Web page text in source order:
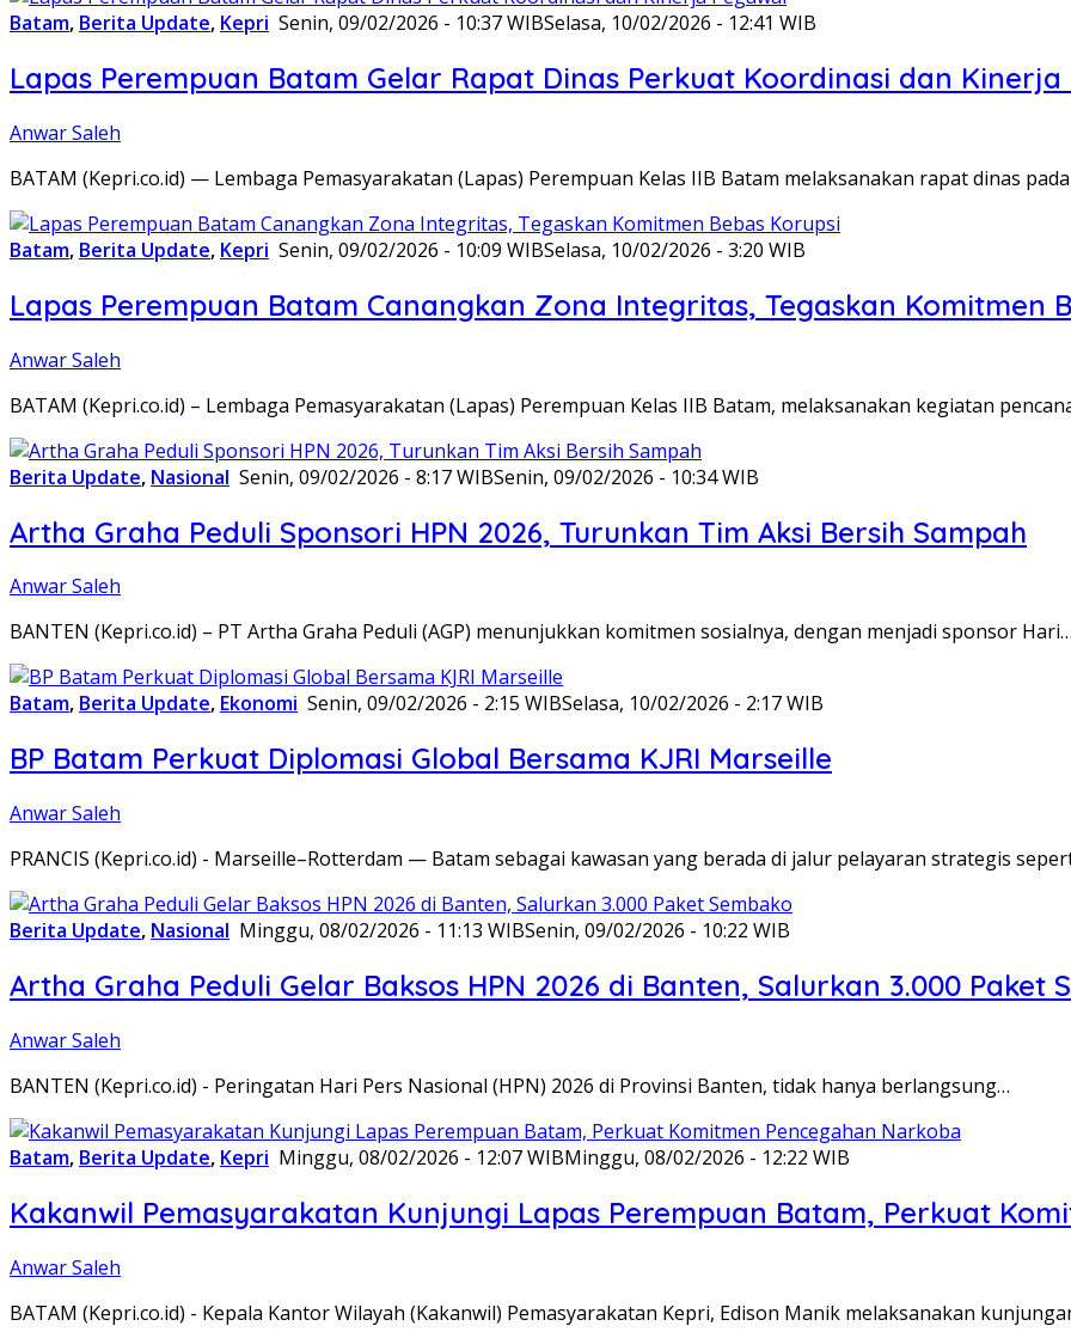
Batam, Berita Update, Kepri Senin, 09/02/2026 - 10:37 WIBSelasa, 10/02/2026 - 12:41 WIB
Lapas Perempuan Batam Gelar Rapat Dinas Perkuat Koordinasi dan Kinerja
Anwar Saleh
BATAM (Kepri.co.id) — Lembaga Pemasyarakatan (Lapas) Perempuan Kelas IIB Batam melaksanakan rapat dinas
Batam, Berita Update, Kepri Senin, 09/02/2026 - 10:09 WIBSelasa, 10/02/2026 - 3:20 WIB
Lapas Perempuan Batam Canangkan Zona Integritas, Tegaskan Komitmen
Anwar Saleh
BATAM (Kepri.co.id) – Lembaga Pemasyarakatan (Lapas) Perempuan Kelas IIB Batam, melaksanakan kegiatan
Berita Update, Nasional Senin, 09/02/2026 - 8:17 WIBSenin, 09/02/2026 - 10:34 WIB
Artha Graha Peduli Sponsori HPN 2026, Turunkan Tim Aksi Bersih Sampah
Anwar Saleh
BANTEN (Kepri.co.id) – PT Artha Graha Peduli (AGP) menunjukkan komitmen sosialnya, dengan menjadi sponsor Hari…
Batam, Berita Update, Ekonomi Senin, 09/02/2026 - 2:15 WIBSelasa, 10/02/2026 - 2:17 WIB
BP Batam Perkuat Diplomasi Global Bersama KJRI Marseille
Anwar Saleh
PRANCIS (Kepri.co.id) - Marseille–Rotterdam — Batam sebagai kawasan yang berada di jalur pelayaran strategis
Berita Update, Nasional Minggu, 08/02/2026 - 11:13 WIBSenin, 09/02/2026 - 10:22 WIB
Artha Graha Peduli Gelar Baksos HPN 2026 di Banten, Salurkan 3.000 Paket
Anwar Saleh
BANTEN (Kepri.co.id) - Peringatan Hari Pers Nasional (HPN) 2026 di Provinsi Banten, tidak hanya berlangsung…
Batam, Berita Update, Kepri Minggu, 08/02/2026 - 12:07 WIBMinggu, 08/02/2026 - 12:22 WIB
Kakanwil Pemasyarakatan Kunjungi Lapas Perempuan Batam, Perkuat
Anwar Saleh
BATAM (Kepri.co.id) - Kepala Kantor Wilayah (Kakanwil) Pemasyarakatan Kepri, Edison Manik melaksanakan